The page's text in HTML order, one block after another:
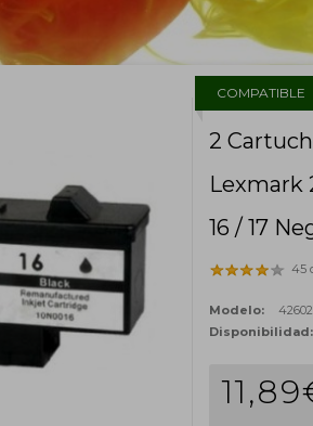
COMPATIBLE
2
Lexmark
16 / 17
45
Modelo:
Disponibilidad: